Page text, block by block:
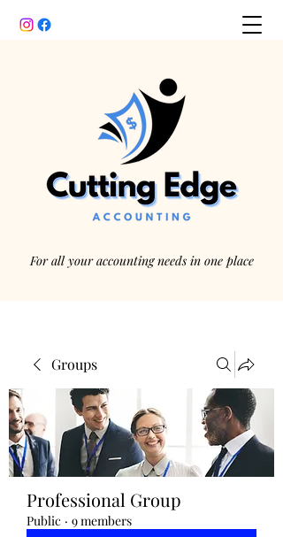
For all your accounting needs in one place
jennifermcchesney@yahoo.com
(604) 445-2082
Groups
Professional Group
Public · 9 members